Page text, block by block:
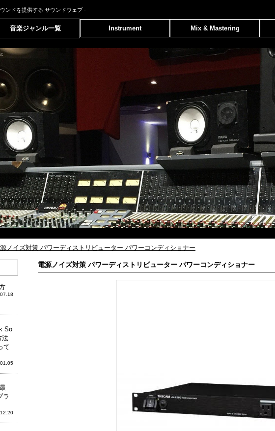
ンドを提供する サウンドウェブ -
音楽ジャンル一覧 Instrument Mix & Mastering
ノイズ対策 パワーディストリビューター パワーコンディショナー
電源ノイズ対策 パワーディストリビューター パワーコンディショナー
So
法
て
ラ